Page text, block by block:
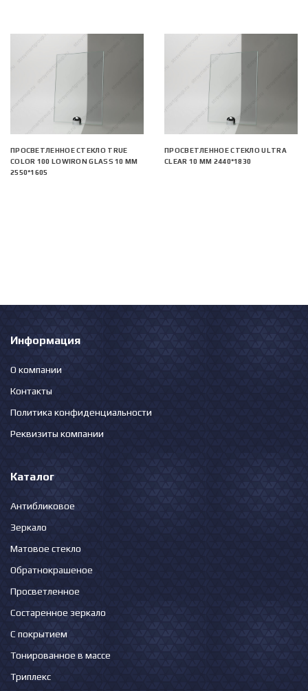
ПРОСВЕТЛЕННОЕ СТЕКЛО TRUE
COLOR 100 LOWIRON GLASS 10 ММ
2550*1605
ПРОСВЕТЛЕННОЕ СТЕКЛО ULTRA
CLEAR 10 ММ 2440*1830
Информация
О компании
Контакты
Политика конфиденциальности
Реквизиты компании
Каталог
Антибликовое
Зеркало
Матовое стекло
Обратнокрашеное
Просветленное
Состаренное зеркало
С покрытием
Тонированное в массе
Триплекс